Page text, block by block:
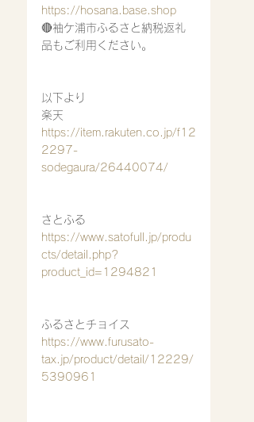
https://hosana.base.shop
🔴袖ケ浦市ふるさと納税返礼
品もご利用ください。
以下より
楽天
https://item.rakuten.co.jp/f12
2297-
sodegaura/26440074/
さとふる
https://www.satofull.jp/produ
cts/detail.php?
product_id=1294821
ふるさとチョイス
https://www.furusato-
tax.jp/product/detail/12229/
5390961